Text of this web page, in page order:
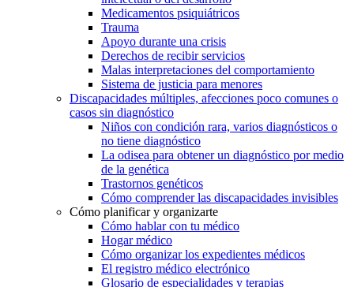
Medicamentos psiquiátricos
Trauma
Apoyo durante una crisis
Derechos de recibir servicios
Malas interpretaciones del comportamiento
Sistema de justicia para menores
Discapacidades múltiples, afecciones poco comunes o
casos sin diagnóstico
Niños con condición rara, varios diagnósticos o
no tiene diagnóstico
La odisea para obtener un diagnóstico por medio
de la genética
Trastornos genéticos
Cómo comprender las discapacidades invisibles
Cómo planificar y organizarte
Cómo hablar con tu médico
Hogar médico
Cómo organizar los expedientes médicos
El registro médico electrónico
Glosario de especialidades y terapias